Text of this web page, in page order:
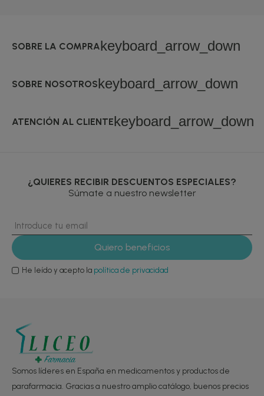
SOBRE LA COMPRAkeyboard_arrow_down
SOBRE NOSOTROSkeyboard_arrow_down
ATENCIÓN AL CLIENTEkeyboard_arrow_down
¿QUIERES RECIBIR DESCUENTOS ESPECIALES?
Súmate a nuestro newsletter
He leído y acepto la política de privacidad
Somos líderes en España en medicamentos y productos de
parafarmacia. Gracias a nuestro amplio catálogo, buenos precios